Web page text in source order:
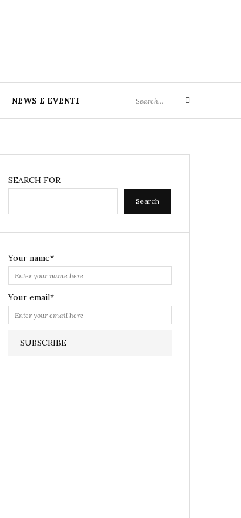
NEWS E EVENTI
for:
Search
SEARCH FOR
Search
Your name*
Your email*